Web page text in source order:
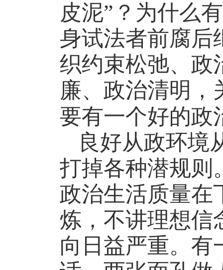
皮泥”？为什么
身试法者前腐后
织约束松弛、政
廉、政治清明，
要有一个好的政
良好从政环境
打掉各种潜规则
政治生活质量在
炼，不讲理想信
向日益严重。有